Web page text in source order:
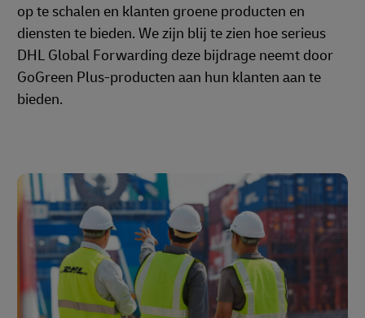
op te schalen en klanten groene producten en
diensten te bieden. We zijn blij te zien hoe serieus
DHL Global Forwarding deze bijdrage neemt door
GoGreen Plus-producten aan hun klanten aan te
bieden.